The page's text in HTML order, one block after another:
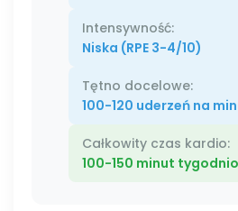
Intensywność:
Niska (RPE 3-4/10)
Tętno docelowe:
100-120 uderzeń na
Całkowity czas kardio:
100-150 minut